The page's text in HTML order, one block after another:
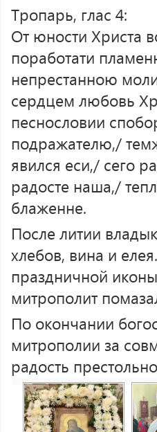
Тропарь, глас 4:
От юности Христа
поработати
непрестанною
сердцем любовь
песнословии
подражателю,/
явился еси,/ сего
радосте наша,/
блаженне.
После литии
хлебов, вина и
праздничной
митрополит
По окончании
митрополии за
радость